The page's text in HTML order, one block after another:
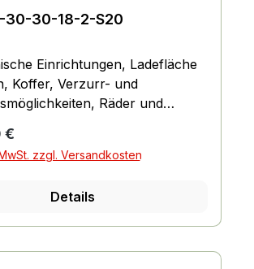
30-30-18-2-S20
Einrichtungen, Ladefläche
Koffer, Verzurr- und
Räder und
€
zzgl. Versandkosten
Details